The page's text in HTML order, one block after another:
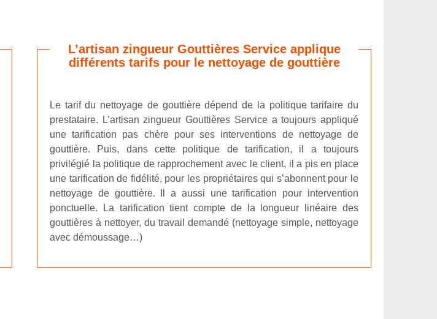
L’artisan zingueur Gouttières Service applique
différents tarifs pour le nettoyage de gouttière
Le tarif du nettoyage de gouttière dépend de la politique tarifaire du
prestataire. L’artisan zingueur Gouttières Service a toujours appliqué
une tarification pas chère pour ses interventions de nettoyage de
gouttière. Puis, dans cette politique de tarification, il a toujours
privilégié la politique de rapprochement avec le client, il a pis en place
une tarification de fidélité, pour les propriétaires qui s’abonnent pour le
nettoyage de gouttière. Il a aussi une tarification pour intervention
ponctuelle. La tarification tient compte de la longueur linéaire des
gouttières à nettoyer, du travail demandé (nettoyage simple, nettoyage
avec démoussage…)